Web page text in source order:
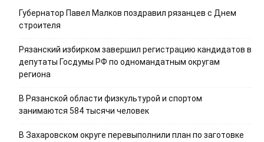
Губернатор Павел Малков поздравил рязанцев с Днем
строителя
Рязанский избирком завершил регистрацию кандидатов в
депутаты Госдумы РФ по одномандатным округам
региона
В Рязанской области физкультурой и спортом
занимаются 584 тысячи человек
В Захаровском округе перевыполнили план по заготовке